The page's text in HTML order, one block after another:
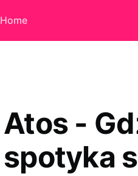
Home
Atos -
spotyka